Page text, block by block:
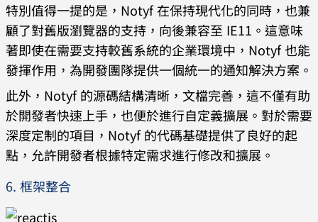
特別值得一提的是，Notyf 在保持現代化的同時，也兼
顧了對舊版瀏覽器的支持，向後兼容至 IE11。這意味
著即使在需要支持較舊系統的企業環境中，Notyf 也能
發揮作用，為開發團隊提供一個統一的通知解決方案。
此外，Notyf 的源碼結構清晰，文檔完善，這不僅有助
於開發者快速上手，也便於進行自定義擴展。對於需要
深度定制的項目，Notyf 的代碼基礎提供了良好的起
點，允許開發者根據特定需求進行修改和擴展。
6. 框架整合